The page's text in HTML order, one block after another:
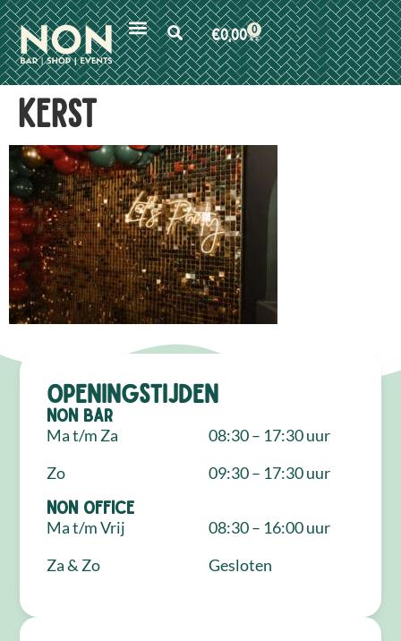
€0,00 0
Kerst
Openingstijden
NON Bar
Ma t/m Za
Zo
08:30 – 17:30 uur
09:30 – 17:30 uur
NON Office
Ma t/m Vrij
Za & Zo
08:30 – 16:00 uur
Gesloten